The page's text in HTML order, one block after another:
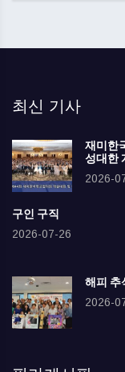
최신 기사
재미한
성대한
2026-
구인 구직
2026-07-26
해피 추
2026-